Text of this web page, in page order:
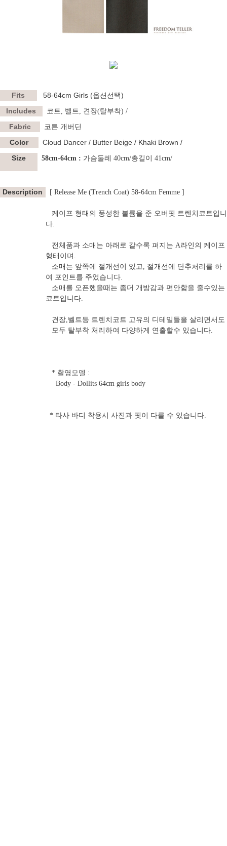
Fits
58-64cm Girls (옵션선택)
Includes
코트, 벨트, 견장(탈부착) /
Fabric
코튼 개버딘
Color
Cloud Dancer / Butter Beige / Khaki Brown /
Size
58cm-64cm : 가슴둘레 40cm/총길이 41cm/
Description [ Release Me (Trench Coat) 58-64cm Femme ]
케이프 형태의 풍성한 볼륨을 준 오버핏 트렌치코트입니
다.
전체품과 소매는 아래로 갈수록 퍼지는 A라인의 케이프
형태이며.
소매는 앞쪽에 절개선이 있고, 절개선에 단추처리를 하
여 포인트를 주었습니다.
소매를 오픈했을때는 좀더 개방감과 편안함을 줄수있는
코트입니다.
견장,벨트등 트렌치코트 고유의 디테일들을 살리면서도
모두 탈부착 처리하여 다양하게 연출할수 있습니다.
* 촬영모델 :
Body - Dollits 64cm girls body
* 타사 바디 착용시 사진과 핏이 다를 수 있습니다.